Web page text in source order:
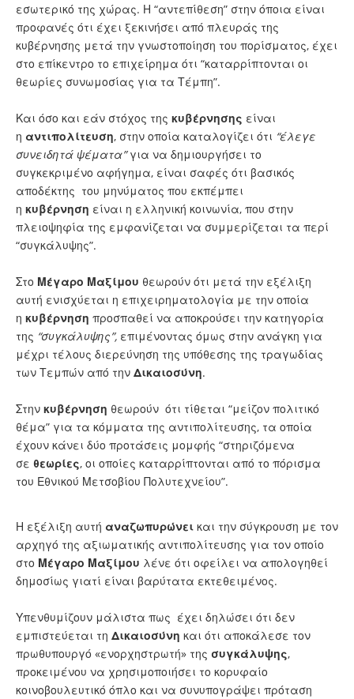
εσωτερικό της χώρας. Η “αντεπίθεση” στην όποια είναι
προφανές ότι έχει ξεκινήσει από πλευράς της
κυβέρνησης μετά την γνωστοποίηση του πορίσματος, έχει
στο επίκεντρο το επιχείρημα ότι “καταρρίπτονται οι
θεωρίες συνωμοσίας για τα Τέμπη”.
Και όσο και εάν στόχος της κυβέρνησης είναι
η αντιπολίτευση, στην οποία καταλογίζει ότι “έλεγε
συνειδητά ψέματα”για να δημιουργήσει το
συγκεκριμένο αφήγημα, είναι σαφές ότι βασικός
αποδέκτης του μηνύματος που εκπέμπει
η κυβέρνηση είναι η ελληνική κοινωνία, που στην
πλειοψηφία της εμφανίζεται να συμμερίζεται τα περί
“συγκάλυψης”.
Στο Μέγαρο Μαξίμου θεωρούν ότι μετά την εξέλιξη
αυτή ενισχύεται η επιχειρηματολογία με την οποία
η κυβέρνηση προσπαθεί να αποκρούσει την κατηγορία
της “συγκάλυψης”, επιμένοντας όμως στην ανάγκη για
μέχρι τέλους διερεύνηση της υπόθεσης της τραγωδίας
των Τεμπών από την Δικαιοσύνη.
Στην κυβέρνηση θεωρούν ότι τίθεται “μείζον πολιτικό
θέμα” για τα κόμματα της αντιπολίτευσης, τα οποία
έχουν κάνει δύο προτάσεις μομφής “στηριζόμενα
σε θεωρίες, οι οποίες καταρρίπτονται από το πόρισμα
του Εθνικού Μετσοβίου Πολυτεχνείου”.
Η εξέλιξη αυτή αναζωπυρώνει και την σύγκρουση με τον
αρχηγό της αξιωματικής αντιπολίτευσης για τον οποίο
στο Μέγαρο Μαξίμου λένε ότι οφείλει να απολογηθεί
δημοσίως γιατί είναι βαρύτατα εκτεθειμένος.
Υπενθυμίζουν μάλιστα πως έχει δηλώσει ότι δεν
εμπιστεύεται τη Δικαιοσύνη και ότι αποκάλεσε τον
πρωθυπουργό «ενορχηστρωτή» της συγκάλυψης,
προκειμένου να χρησιμοποιήσει το κορυφαίο
κοινοβουλευτικό όπλο και να συνυπογράψει πρόταση